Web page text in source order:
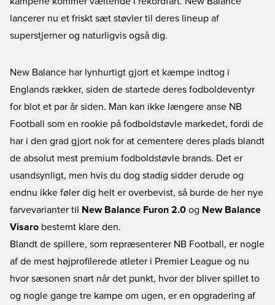
lancerer nu et friskt sæt støvler til deres lineup af
superstjerner og naturligvis også dig.
New Balance har lynhurtigt gjort et kæmpe indtog i
Englands rækker, siden de startede deres fodboldeventyr
for blot et par år siden. Man kan ikke længere anse NB
Football som en rookie på fodboldstøvle markedet, fordi de
har i den grad gjort nok for at cementere deres plads blandt
de absolut mest premium fodboldstøvle brands. Det er
usandsynligt, men hvis du dog stadig sidder derude og
endnu ikke føler dig helt er overbevist, så burde de her nye
farvevarianter til
New Balance Furon 2.0 og New Balance
Visaro bestemt klare den.
Blandt de spillere, som repræsenterer NB Football, er nogle
af de mest højprofilerede atleter i Premier League og nu
hvor sæsonen snart når det punkt, hvor der bliver spillet to
og nogle gange tre kampe om ugen, er en opgradering af